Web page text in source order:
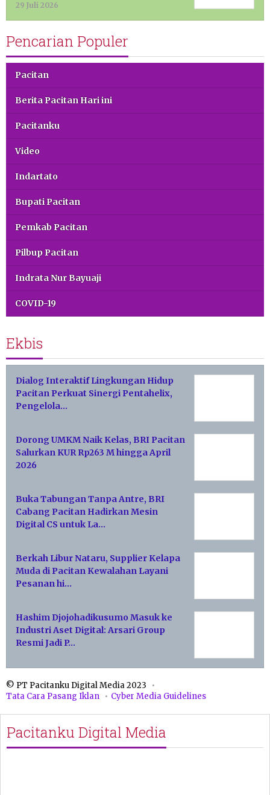
29 Juli 2026
Pencarian Populer
Pacitan
Berita Pacitan Hari ini
Pacitanku
Video
Indartato
Bupati Pacitan
Pemkab Pacitan
Pilbup Pacitan
Indrata Nur Bayuaji
COVID-19
Ekbis
Dialog Interaktif Lingkungan Hidup
Pacitan Perkuat Sinergi Pentahelix,
Pengelola…
Dorong UMKM Naik Kelas, BRI Pacitan
Salurkan KUR Rp263 M hingga April
2026
Buka Tabungan Tanpa Antre, BRI
Cabang Pacitan Hadirkan Mesin
Digital CS untuk La…
Berkah Libur Nataru, Supplier Kelapa
Muda di Pacitan Kewalahan Layani
Pesanan hi…
Hashim Djojohadikusumo Masuk ke
Industri Aset Digital: Arsari Group
Resmi Jadi P…
© PT Pacitanku Digital Media 2023
Tata Cara Pasang Iklan
Cyber Media Guidelines
Pacitanku Digital Media